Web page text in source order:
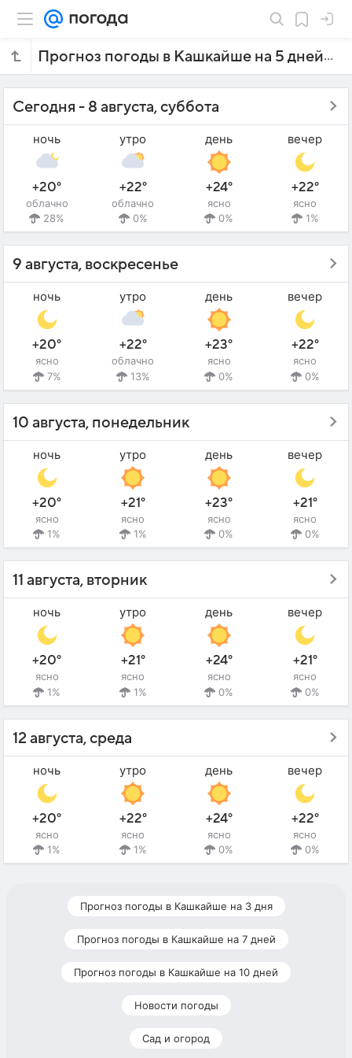
Прогноз погоды в Кашкайше на 5 дней
Сегодня - 8 августа, суббота
ночь
+20°
облачно
28%
утро
+22°
облачно
0%
день
+24°
ясно
0%
вечер
+22°
ясно
1%
9 августа, воскресенье
ночь
+20°
ясно
7%
утро
+22°
облачно
13%
день
+23°
ясно
0%
вечер
+22°
ясно
0%
10 августа, понедельник
ночь
+20°
ясно
1%
утро
+21°
ясно
1%
день
+23°
ясно
0%
вечер
+21°
ясно
0%
11 августа, вторник
ночь
+20°
ясно
1%
утро
+21°
ясно
1%
день
+24°
ясно
0%
вечер
+21°
ясно
0%
12 августа, среда
ночь
+20°
ясно
1%
утро
+22°
ясно
1%
день
+24°
ясно
0%
вечер
+22°
ясно
0%
Прогноз погоды в Кашкайше на 3 дня
Прогноз погоды в Кашкайше на 7 дней
Прогноз погоды в Кашкайше на 10 дней
Новости погоды
Сад и огород